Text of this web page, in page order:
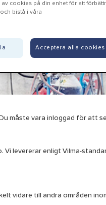
måste vara inloggad för att
levererar enligt Vilma-
vidare till andra områden
cookies på din enhet för att
bistå i våra
Acceptera alla cookies